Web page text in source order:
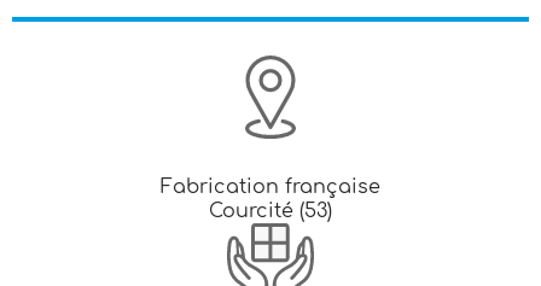
Fabrication française
Courcité (53)